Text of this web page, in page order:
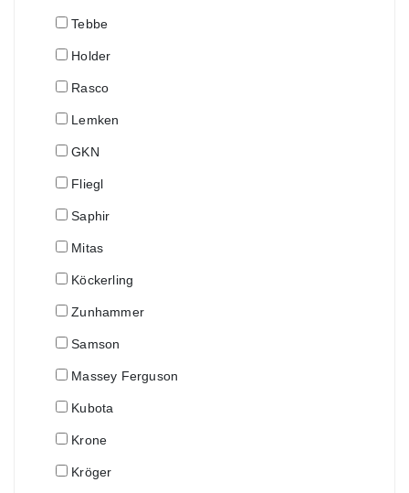
Tebbe
Holder
Rasco
Lemken
GKN
Fliegl
Saphir
Mitas
Köckerling
Zunhammer
Samson
Massey Ferguson
Kubota
Krone
Kröger